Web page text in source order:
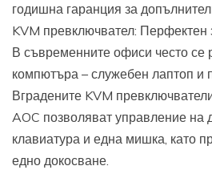
годишна гаранция за
KVM превключвател: Перфектен
В съвременните офиси често се
компютъра – служебен лаптоп и
Вградените KVM
AOC позволяват управление на
клавиатура и една мишка, като
едно докосване.